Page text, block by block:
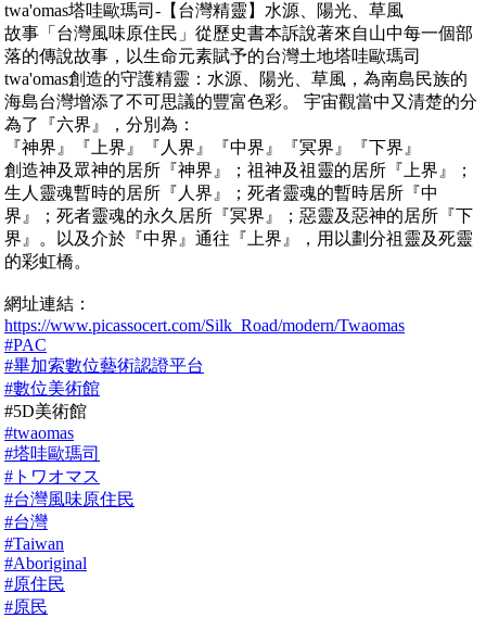
twa'omas塔哇歐瑪司-【台灣精靈】水源、陽光、草風
故事「台灣風味原住民」從歷史書本訴說著來自山中每一個部
落的傳說故事，以生命元素賦予的台灣土地塔哇歐瑪司
twa'omas創造的守護精靈：水源、陽光、草風，為南島民族的
海島台灣增添了不可思議的豐富色彩。 宇宙觀當中又清楚的分
為了『六界』，分別為：
『神界』『上界』『人界』『中界』『冥界』『下界』
創造神及眾神的居所『神界』；祖神及祖靈的居所『上界』；
生人靈魂暫時的居所『人界』；死者靈魂的暫時居所『中
界』；死者靈魂的永久居所『冥界』；惡靈及惡神的居所『下
界』。以及介於『中界』通往『上界』，用以劃分祖靈及死靈
的彩虹橋。
網址連結：
https://www.picassocert.com/Silk_Road/modern/Twaomas
#PAC
#畢加索數位藝術認證平台
#數位美術館
#5D美術館
#twaomas
#塔哇歐瑪司
#トワオマス
#台灣風味原住民
#台灣
#Taiwan
#Aboriginal
#原住民
#原民